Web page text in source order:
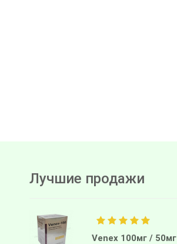
Лучшие продажи
Venex 100мг / 50мг